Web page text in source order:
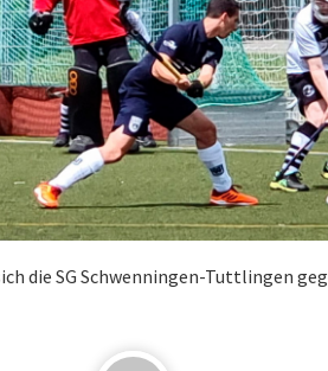
die SG Schwenningen-Tuttlingen